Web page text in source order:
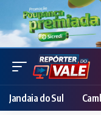
Jandaia do Sul